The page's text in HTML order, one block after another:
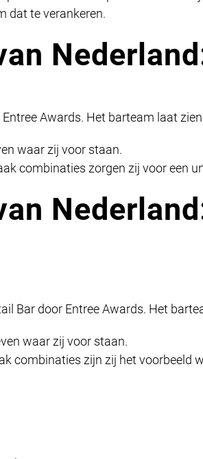
dat te verankeren.
Awards. Het barteam laat
waar zij voor staan.
combinaties zorgen zij voor een
Bar door Entree Awards. Het
waar zij voor staan.
combinaties zijn zij het voorbeeld